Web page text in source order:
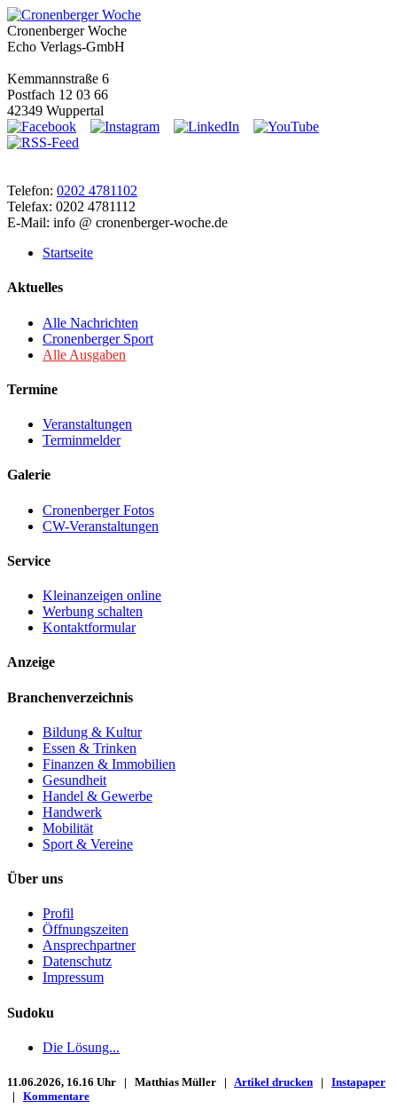
Cronenberger Woche
Echo Verlags-GmbH
Kemmannstraße 6
Postfach 12 03 66
42349 Wuppertal
Telefon: 0202 4781102
Telefax: 0202 4781112
E-Mail: info @ cronenberger-woche.de
Startseite
Aktuelles
Alle Nachrichten
Cronenberger Sport
Alle Ausgaben
Termine
Veranstaltungen
Terminmelder
Galerie
Cronenberger Fotos
CW-Veranstaltungen
Service
Kleinanzeigen online
Werbung schalten
Kontaktformular
Anzeige
Branchenverzeichnis
Bildung & Kultur
Essen & Trinken
Finanzen & Immobilien
Gesundheit
Handel & Gewerbe
Handwerk
Mobilität
Sport & Vereine
Über uns
Profil
Öffnungszeiten
Ansprechpartner
Datenschutz
Impressum
Sudoku
Die Lösung...
11.06.2026, 16.16 Uhr | Matthias Müller | Artikel drucken | Instapaper
| Kommentare